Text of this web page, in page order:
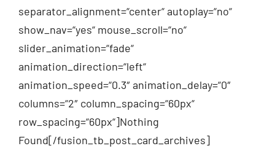
separator_alignment=“center“ autoplay=“no“
show_nav=“yes“ mouse_scroll=“no“
slider_animation=“fade“
animation_direction=“left“
animation_speed=“0.3″ animation_delay=“0″
columns=“2″ column_spacing=“60px“
row_spacing=“60px“]Nothing
Found[/fusion_tb_post_card_archives]